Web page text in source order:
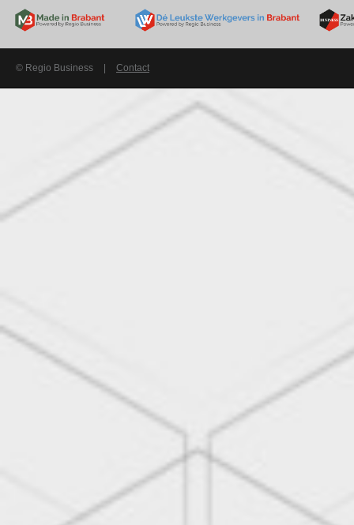
© Regio Business Contact